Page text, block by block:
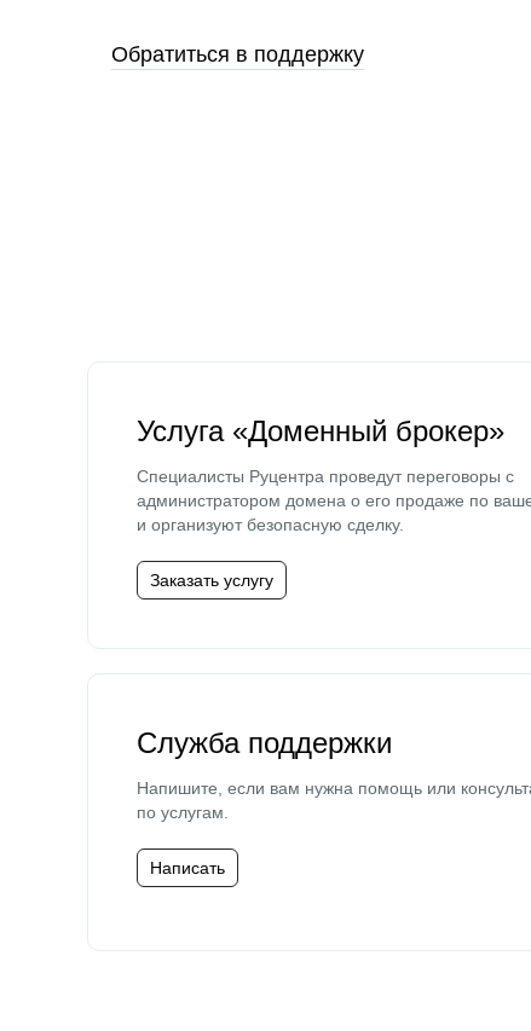
Обратиться в поддержку
Услуга «Доменный брокер»
Специалисты Руцентра проведут переговоры с
администратором домена о его продаже по
и организуют безопасную сделку.
Заказать услугу
Служба поддержки
Напишите, если вам нужна помощь или
по услугам.
Написать